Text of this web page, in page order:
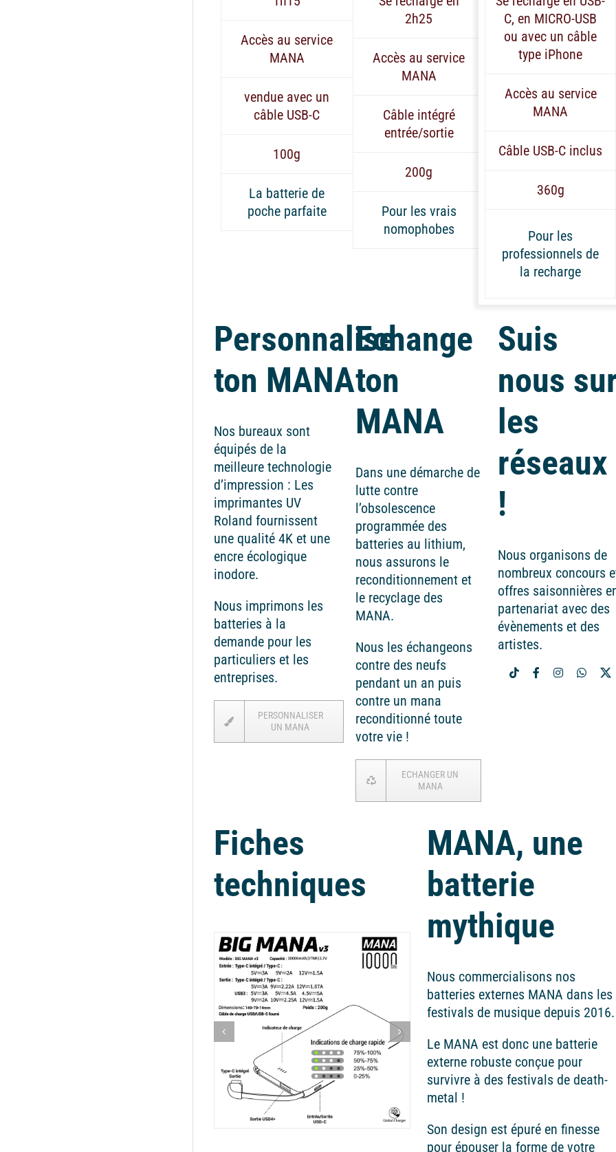
Accès au service
MANA
vendue avec un
câble USB-C
100g
La batterie de
poche parfaite
2h25
Accès au service
MANA
Câble intégré
entrée/sortie
200g
Pour les vrais
nomophobes
C, en MICRO-USB
ou avec un câble
type iPhone
Accès au service
MANA
Câble USB-C inclus
360g
Pour les
professionnels de
la recharge
Personnalise
ton MANA
Nos bureaux sont
équipés de la
meilleure technologie
d’impression : Les
imprimantes UV
Roland fournissent
une qualité 4K et une
encre écologique
inodore.
Nous imprimons les
batteries à la
demande pour les
particuliers et les
entreprises.
PERSONNALISER
UN MANA
Echange
ton
MANA
Dans une démarche de
lutte contre
l’obsolescence
programmée des
batteries au lithium,
nous assurons le
reconditionnement et
le recyclage des
MANA.
Nous les échangeons
contre des neufs
pendant un an puis
contre un mana
reconditionné toute
votre vie !
ECHANGER UN
MANA
Suis
nous
les
réseaux
!
Nous organisons de
nombreux concours
offres saisonnières
partenariat avec des
évènements et des
artistes.
Fiches
techniques
MANA, une
batterie
mythique
Nous commercialisons nos
batteries externes MANA dans les
festivals de musique depuis 2016.
Le MANA est donc une batterie
externe robuste conçue pour
survivre à des festivals de death-
metal !
Son design est épuré en finesse
pour épouser la forme de votre